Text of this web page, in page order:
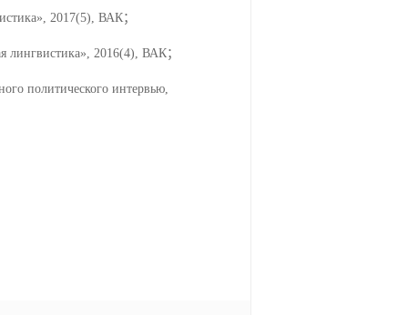
2017(5), ВАК；
лингвистика», 2016(4), ВАК；
политического интервью,